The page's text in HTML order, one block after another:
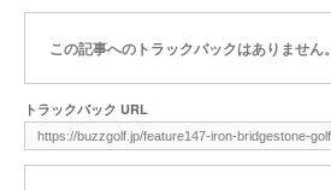
この記事へのトラックバックはありません。
トラックバック URL